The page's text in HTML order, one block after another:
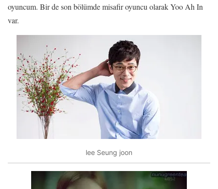
oyuncum. Bir de son bölümde misafir oyuncu olarak Yoo Ah In
var.
lee Seung joon